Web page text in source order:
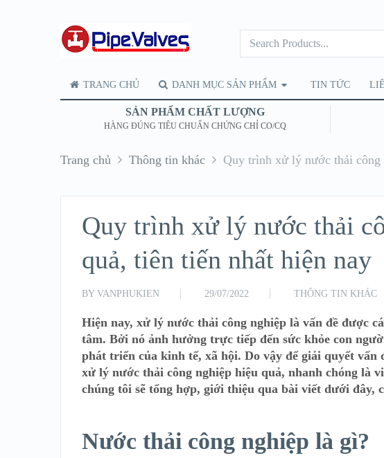
TRANG CHỦ DANH MỤC SẢN PHẨM TIN TỨC
SẢN PHẨM CHẤT LƯỢNG
HÀNG ĐÚNG TIÊU CHUẨN CHỨNG CHỈ CO/CQ
Trang chủ Thông tin khác Quy trình xử lý nước thải công
Quy trình xử lý nước thải
quả, tiên tiến nhất hiện nay
BY VANPHUKIEN 29/07/2022 THÔNG TIN KHÁC
Hiện nay, xử lý nước thải công nghiệp là vấn đề được
tâm. Bởi nó ảnh hưởng trực tiếp đến sức khỏe con
phát triển của kinh tế, xã hội. Do vậy để giải quyết vấn
xử lý nước thải công nghiệp hiệu quả, nhanh chóng là
chúng tôi sẽ tổng hợp, giới thiệu qua bài viết dưới đây,
Nước thải công nghiệp là gì?